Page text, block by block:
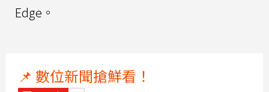
Edge。
📌 數位新聞搶鮮看！